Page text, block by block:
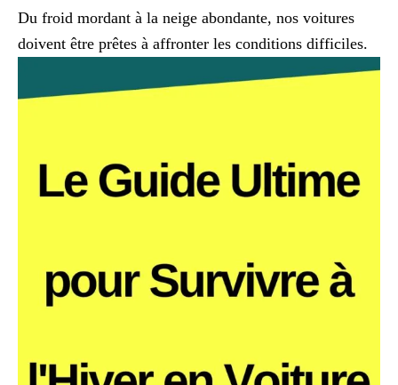
Du froid mordant à la neige abondante, nos voitures
doivent être prêtes à affronter les conditions difficiles.